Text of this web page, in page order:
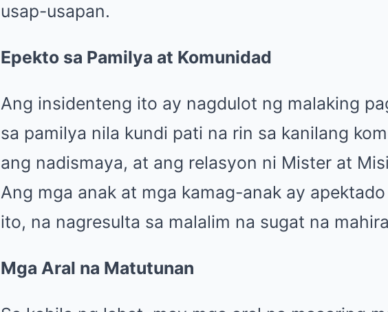
usap-usapan.
Epekto sa Pamilya at Komunidad
Ang insidenteng ito ay nagdulot ng malaking
sa pamilya nila kundi pati na rin sa kanilang
ang nadismaya, at ang relasyon ni Mister at
Ang mga anak at mga kamag-anak ay
ito, na nagresulta sa malalim na sugat na
Mga Aral na Matutunan